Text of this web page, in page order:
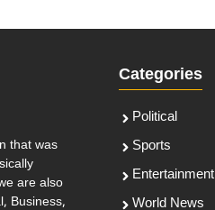
that was
are also
Business,
Categories
Political
Sports
Entertainment
World News